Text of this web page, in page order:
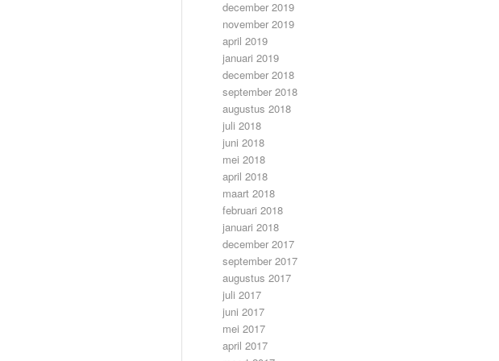
december 2019
november 2019
april 2019
januari 2019
december 2018
september 2018
augustus 2018
juli 2018
juni 2018
mei 2018
april 2018
maart 2018
februari 2018
januari 2018
december 2017
september 2017
augustus 2017
juli 2017
juni 2017
mei 2017
april 2017